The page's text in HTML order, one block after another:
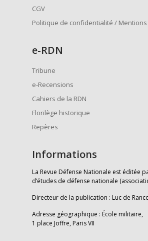
CGV
Politique de confidentialité /
e-RDN
Tribune
e-Recensions
Cahiers de la RDN
Florilège historique
Repères
Informations
La Revue Défense Nationale est éditée
d’études de défense nationale
Directeur de la publication : Luc de
Adresse géographique : École militaire,
1 place Joffre, Paris VII